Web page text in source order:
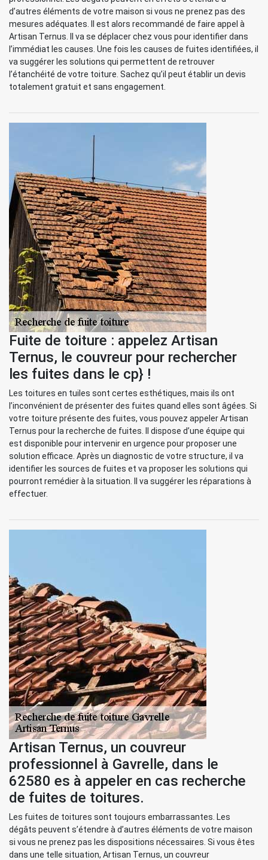
d’autres éléments de votre maison si vous ne prenez pas des
mesures adéquates. Il est alors recommandé de faire appel à
Artisan Ternus. Il va se déplacer chez vous pour identifier dans
l’immédiat les causes. Une fois les causes de fuites identifiées, il
va suggérer les solutions qui permettent de retrouver
l’étanchéité de votre toiture. Sachez qu’il peut établir un devis
totalement gratuit et sans engagement.
Fuite de toiture : appelez Artisan
Ternus, le couvreur pour rechercher
les fuites dans le cp} !
Les toitures en tuiles sont certes esthétiques, mais ils ont
l’inconvénient de présenter des fuites quand elles sont âgées. Si
votre toiture présente des fuites, vous pouvez appeler Artisan
Ternus pour la recherche de fuites. Il dispose d’une équipe qui
est disponible pour intervenir en urgence pour proposer une
solution efficace. Après un diagnostic de votre structure, il va
identifier les sources de fuites et va proposer les solutions qui
pourront remédier à la situation. Il va suggérer les réparations à
effectuer.
Artisan Ternus, un couvreur
professionnel à Gavrelle, dans le
62580 es à appeler en cas recherche
de fuites de toitures.
Les fuites de toitures sont toujours embarrassantes. Les
dégâts peuvent s’étendre à d’autres éléments de votre maison
si vous ne prenez pas les dispositions nécessaires. Si vous êtes
dans une telle situation, Artisan Ternus, un couvreur